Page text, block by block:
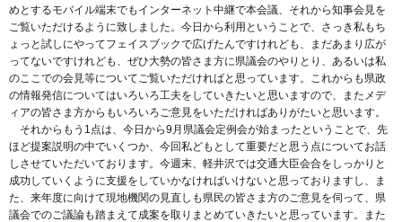
めとするモバイル端末でもインターネット中継で本会議、それから知事会見を
ご覧いただけるように致しました。今日から利用ということで、さっき私もち
ょっと試しにやってフェイスブックで広げたんですけれども、まだあまり広が
ってないですけれども、ぜひ大勢の皆さま方に県議会のやりとり、あるいは私
のここでの会見等についてご覧いただければと思っています。これからも県政
の情報発信についてはいろいろ工夫をしていきたいと思いますので、またメデ
ィアの皆さま方からもいろいろご意見をいただければありがたいと思います。
それからもう1点は、今日から9月県議会定例会が始まったということで、先
ほど提案説明の中でいくつか、今回私どもとして重要だと思う点についてお話
しさせていただいております。今週末、軽井沢では交通大臣会合をしっかりと
成功していくように支援をしていかなければいけないと思っておりますし、ま
た、来年度に向けて現地機関の見直しも県民の皆さま方のご意見を伺って、県
議会でのご議論も踏まえて成案を取りまとめていきたいと思っています。また